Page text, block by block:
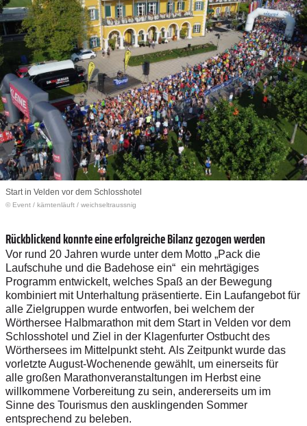
Start in Velden vor dem Schlosshotel
© Event / kärntenläuft / weichseltraussnig
Rückblickend konnte eine erfolgreiche Bilanz gezogen werden
Vor rund 20 Jahren wurde unter dem Motto „Pack die
Laufschuhe und die Badehose ein“ ein mehrtägiges
Programm entwickelt, welches Spaß an der Bewegung
kombiniert mit Unterhaltung präsentierte. Ein Laufangebot für
alle Zielgruppen wurde entworfen, bei welchem der
Wörthersee Halbmarathon mit dem Start in Velden vor dem
Schlosshotel und Ziel in der Klagenfurter Ostbucht des
Wörthersees im Mittelpunkt steht. Als Zeitpunkt wurde das
vorletzte August-Wochenende gewählt, um einerseits für
alle großen Marathonveranstaltungen im Herbst eine
willkommene Vorbereitung zu sein, andererseits um im
Sinne des Tourismus den ausklingenden Sommer
entsprechend zu beleben.